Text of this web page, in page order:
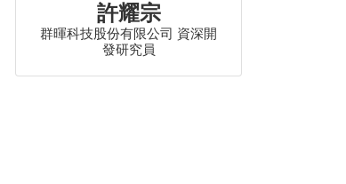
許耀宗
群暉科技股份有限公司 資深開
發研究員